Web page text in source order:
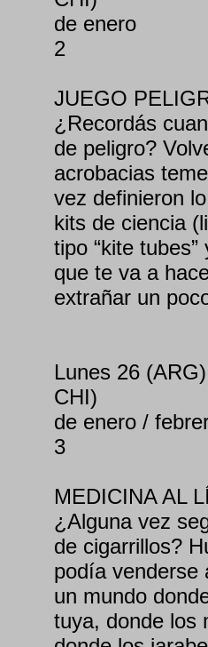
de enero
2
JUEGO
¿Recordás
de peligro?
acrobacias
vez definieron
kits de ciencia
tipo “kite
que te va a
extrañar un
Lunes 26
CHI)
de enero /
3
MEDICINA AL
¿Alguna vez
de cigarrillos?
podía venderse
un mundo
tuya, donde los